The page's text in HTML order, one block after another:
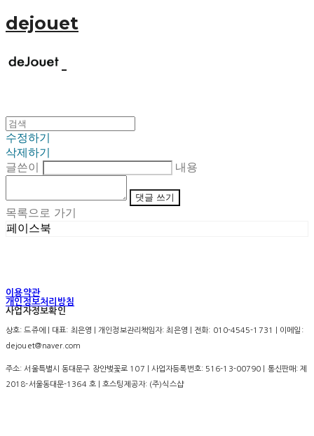
dejouet
수정하기
삭제하기
글쓴이
내용
댓글 쓰기
목록으로 가기
페이스북
이용약관
개인정보처리방침
사업자정보확인
상호: 드쥬에 | 대표: 최은영 | 개인정보관리책임자: 최은영 | 전화: 010-4545-1731 | 이메일:
dejouet@naver.com
주소: 서울특별시 동대문구 장안벚꽃로 107 | 사업자등록번호: 516-13-00790 | 통신판매:제
2018-서울동대문-1364 호| 호스팅제공자: (주)식스샵